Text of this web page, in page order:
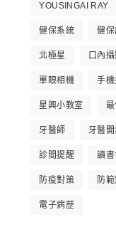
YOUSINGAI RAY
健保系統 健
北極星 口內
單眼相機 手
星興小教室
牙醫師 牙醫開
診間提醒 讀書
防疫對策 防
電子病歷